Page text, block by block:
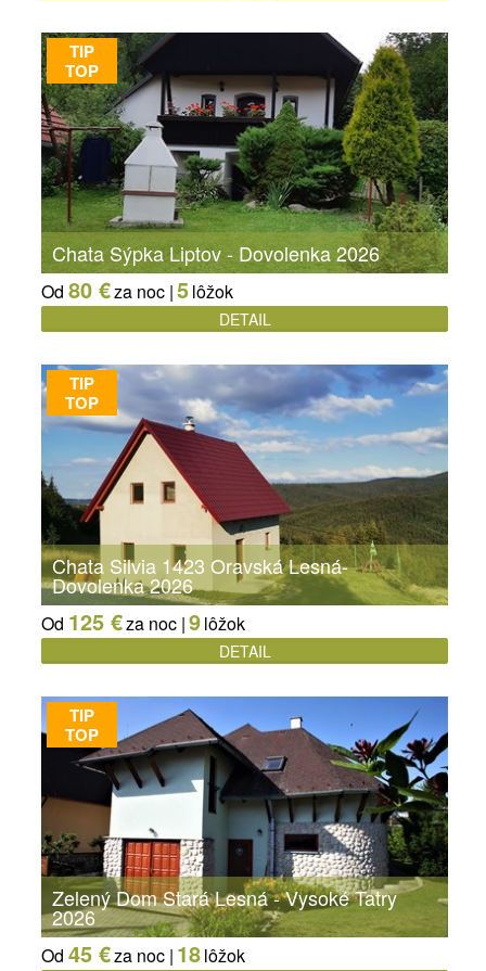
TIP
TOP
Chata Sýpka Liptov - Dovolenka 2026
Od 80 €za noc |5lôžok
DETAIL
TIP
TOP
Chata Silvia 1423 Oravská Lesná-
Dovolenka 2026
Od 125 €za noc |9lôžok
DETAIL
TIP
TOP
Zelený Dom Stará Lesná - Vysoké Tatry
2026
Od 45 €za noc | 18lôžok